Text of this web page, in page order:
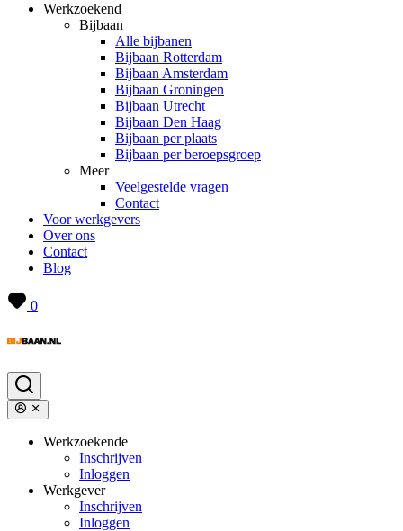
Werkzoekend
Bijbaan
Alle bijbanen
Bijbaan Rotterdam
Bijbaan Amsterdam
Bijbaan Groningen
Bijbaan Utrecht
Bijbaan Den Haag
Bijbaan per plaats
Bijbaan per beroepsgroep
Meer
Veelgestelde vragen
Contact
Voor werkgevers
Over ons
Contact
Blog
0
Werkzoekende
Inschrijven
Inloggen
Werkgever
Inschrijven
Inloggen